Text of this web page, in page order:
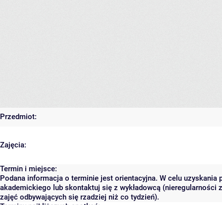
Przedmiot:
Zajęcia:
Termin i miejsce:
Podana informacja o terminie jest orientacyjna. W celu
akademickiego lub skontaktuj się z wykładowcą (nieregularności
zajęć odbywających się rzadziej niż co tydzień).